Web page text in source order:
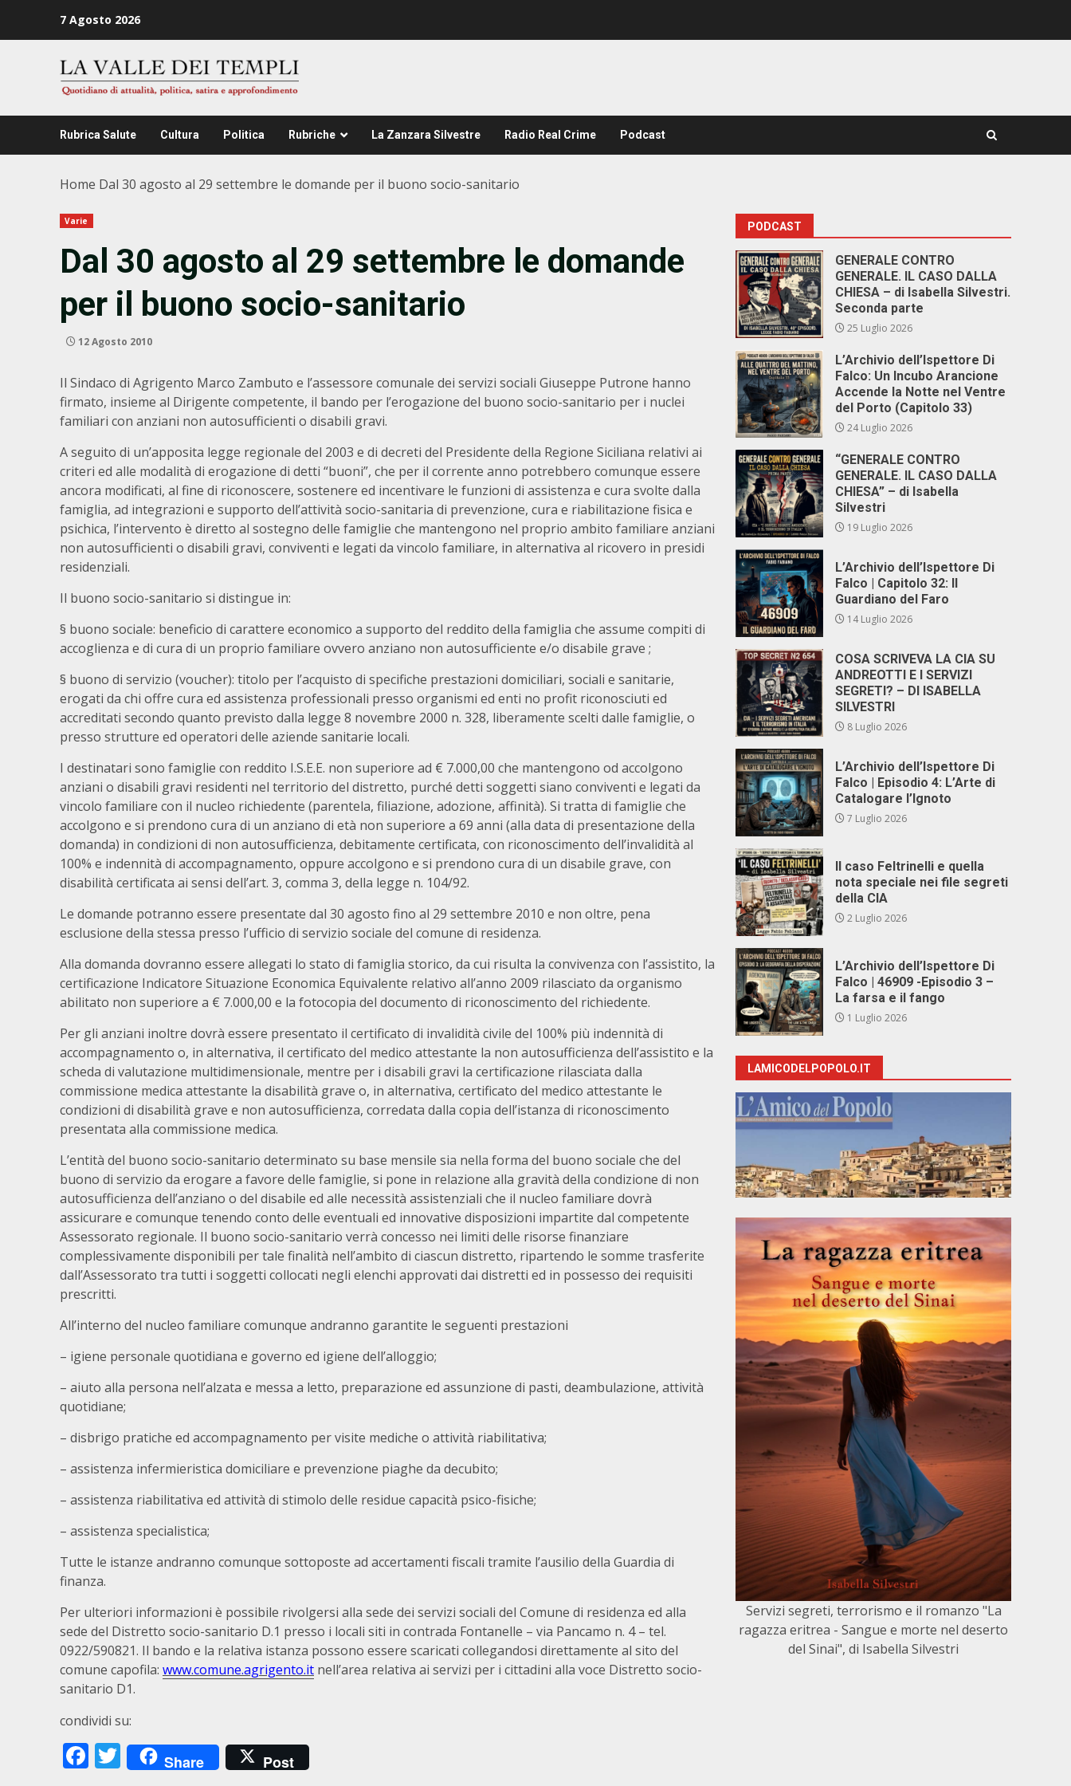
7 Agosto 2026
Rubrica Salute Cultura Politica Rubriche La Zanzara Silvestre Radio Real Crime Podcast
Home Dal 30 agosto al 29 settembre le domande per il buono socio-sanitario
Varie
Dal 30 agosto al 29 settembre le domande
per il buono socio-sanitario
12 Agosto 2010
Il Sindaco di Agrigento Marco Zambuto e l’assessore comunale dei servizi sociali Giuseppe Putrone hanno
firmato, insieme al Dirigente competente, il bando per l’erogazione del buono socio-sanitario per i nuclei
familiari con anziani non autosufficienti o disabili gravi.
A seguito di un’apposita legge regionale del 2003 e di decreti del Presidente della Regione Siciliana relativi ai
criteri ed alle modalità di erogazione di detti “buoni”, che per il corrente anno potrebbero comunque essere
ancora modificati, al fine di riconoscere, sostenere ed incentivare le funzioni di assistenza e cura svolte dalla
famiglia, ad integrazioni e supporto dell’attività socio-sanitaria di prevenzione, cura e riabilitazione fisica e
psichica, l’intervento è diretto al sostegno delle famiglie che mantengono nel proprio ambito familiare anziani
non autosufficienti o disabili gravi, conviventi e legati da vincolo familiare, in alternativa al ricovero in presidi
residenziali.
Il buono socio-sanitario si distingue in:
§ buono sociale: beneficio di carattere economico a supporto del reddito della famiglia che assume compiti di
accoglienza e di cura di un proprio familiare ovvero anziano non autosufficiente e/o disabile grave ;
§ buono di servizio (voucher): titolo per l’acquisto di specifiche prestazioni domiciliari, sociali e sanitarie,
erogati da chi offre cura ed assistenza professionali presso organismi ed enti no profit riconosciuti ed
accreditati secondo quanto previsto dalla legge 8 novembre 2000 n. 328, liberamente scelti dalle famiglie, o
presso strutture ed operatori delle aziende sanitarie locali.
I destinatari sono famiglie con reddito I.S.E.E. non superiore ad € 7.000,00 che mantengono od accolgono
anziani o disabili gravi residenti nel territorio del distretto, purché detti soggetti siano conviventi e legati da
vincolo familiare con il nucleo richiedente (parentela, filiazione, adozione, affinità). Si tratta di famiglie che
accolgono e si prendono cura di un anziano di età non superiore a 69 anni (alla data di presentazione della
domanda) in condizioni di non autosufficienza, debitamente certificata, con riconoscimento dell’invalidità al
100% e indennità di accompagnamento, oppure accolgono e si prendono cura di un disabile grave, con
disabilità certificata ai sensi dell’art. 3, comma 3, della legge n. 104/92.
Le domande potranno essere presentate dal 30 agosto fino al 29 settembre 2010 e non oltre, pena
esclusione della stessa presso l’ufficio di servizio sociale del comune di residenza.
Alla domanda dovranno essere allegati lo stato di famiglia storico, da cui risulta la convivenza con l’assistito, la
certificazione Indicatore Situazione Economica Equivalente relativo all’anno 2009 rilasciato da organismo
abilitato non superiore a € 7.000,00 e la fotocopia del documento di riconoscimento del richiedente.
Per gli anziani inoltre dovrà essere presentato il certificato di invalidità civile del 100% più indennità di
accompagnamento o, in alternativa, il certificato del medico attestante la non autosufficienza dell’assistito e la
scheda di valutazione multidimensionale, mentre per i disabili gravi la certificazione rilasciata dalla
commissione medica attestante la disabilità grave o, in alternativa, certificato del medico attestante le
condizioni di disabilità grave e non autosufficienza, corredata dalla copia dell’istanza di riconoscimento
presentata alla commissione medica.
L’entità del buono socio-sanitario determinato su base mensile sia nella forma del buono sociale che del
buono di servizio da erogare a favore delle famiglie, si pone in relazione alla gravità della condizione di non
autosufficienza dell’anziano o del disabile ed alle necessità assistenziali che il nucleo familiare dovrà
assicurare e comunque tenendo conto delle eventuali ed innovative disposizioni impartite dal competente
Assessorato regionale. Il buono socio-sanitario verrà concesso nei limiti delle risorse finanziare
complessivamente disponibili per tale finalità nell’ambito di ciascun distretto, ripartendo le somme trasferite
dall’Assessorato tra tutti i soggetti collocati negli elenchi approvati dai distretti ed in possesso dei requisiti
prescritti.
All’interno del nucleo familiare comunque andranno garantite le seguenti prestazioni
– igiene personale quotidiana e governo ed igiene dell’alloggio;
– aiuto alla persona nell’alzata e messa a letto, preparazione ed assunzione di pasti, deambulazione, attività
quotidiane;
– disbrigo pratiche ed accompagnamento per visite mediche o attività riabilitativa;
– assistenza infermieristica domiciliare e prevenzione piaghe da decubito;
– assistenza riabilitativa ed attività di stimolo delle residue capacità psico-fisiche;
– assistenza specialistica;
Tutte le istanze andranno comunque sottoposte ad accertamenti fiscali tramite l’ausilio della Guardia di
finanza.
Per ulteriori informazioni è possibile rivolgersi alla sede dei servizi sociali del Comune di residenza ed alla
sede del Distretto socio-sanitario D.1 presso i locali siti in contrada Fontanelle – via Pancamo n. 4 – tel.
0922/590821. Il bando e la relativa istanza possono essere scaricati collegandosi direttamente al sito del
comune capofila: www.comune.agrigento.it nell’area relativa ai servizi per i cittadini alla voce Distretto socio-
sanitario D1.
condividi su:
Facebook
Twitter
Share Post
PODCAST
GENERALE CONTRO
GENERALE. IL CASO DALLA
CHIESA – di Isabella Silvestri.
Seconda parte
25 Luglio 2026
L’Archivio dell’Ispettore Di
Falco: Un Incubo Arancione
Accende la Notte nel Ventre
del Porto (Capitolo 33)
24 Luglio 2026
“GENERALE CONTRO
GENERALE. IL CASO DALLA
CHIESA” – di Isabella
Silvestri
19 Luglio 2026
L’Archivio dell’Ispettore Di
Falco | Capitolo 32: Il
Guardiano del Faro
14 Luglio 2026
COSA SCRIVEVA LA CIA SU
ANDREOTTI E I SERVIZI
SEGRETI? – DI ISABELLA
SILVESTRI
8 Luglio 2026
L’Archivio dell’Ispettore Di
Falco | Episodio 4: L’Arte di
Catalogare l’Ignoto
7 Luglio 2026
Il caso Feltrinelli e quella
nota speciale nei file segreti
della CIA
2 Luglio 2026
L’Archivio dell’Ispettore Di
Falco | 46909 -Episodio 3 –
La farsa e il fango
1 Luglio 2026
LAMICODELPOPOLO.IT
Servizi segreti, terrorismo e il romanzo "La
ragazza eritrea - Sangue e morte nel deserto
del Sinai", di Isabella Silvestri